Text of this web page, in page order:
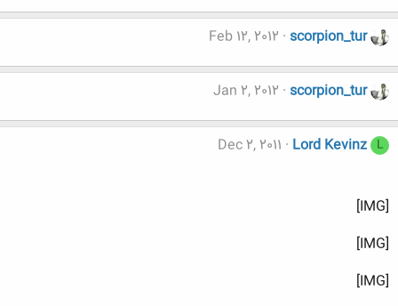
scorpion_tur
Feb 12, 2012
scorpion_tur
Jan 2, 2012
L
Lord Kevinz
Dec 2, 2011
[IMG]
[IMG]
[IMG]